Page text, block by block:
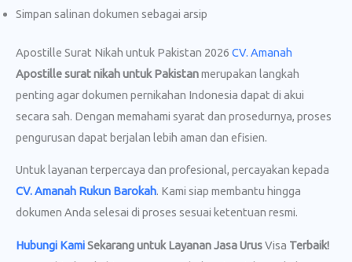
Simpan salinan dokumen sebagai arsip
Apostille Surat Nikah untuk Pakistan 2026 CV. Amanah
Apostille surat nikah untuk Pakistanmerupakan langkah
penting agar dokumen pernikahan Indonesia dapat di akui
secara sah. Dengan memahami syarat dan prosedurnya, proses
pengurusan dapat berjalan lebih aman dan efisien.
Untuk layanan terpercaya dan profesional, percayakan kepada
CV. Amanah Rukun Barokah. Kami siap membantu hingga
dokumen Anda selesai di proses sesuai ketentuan resmi.
Hubungi KamiSekarang untuk Layanan Jasa UrusVisa Terbaik!